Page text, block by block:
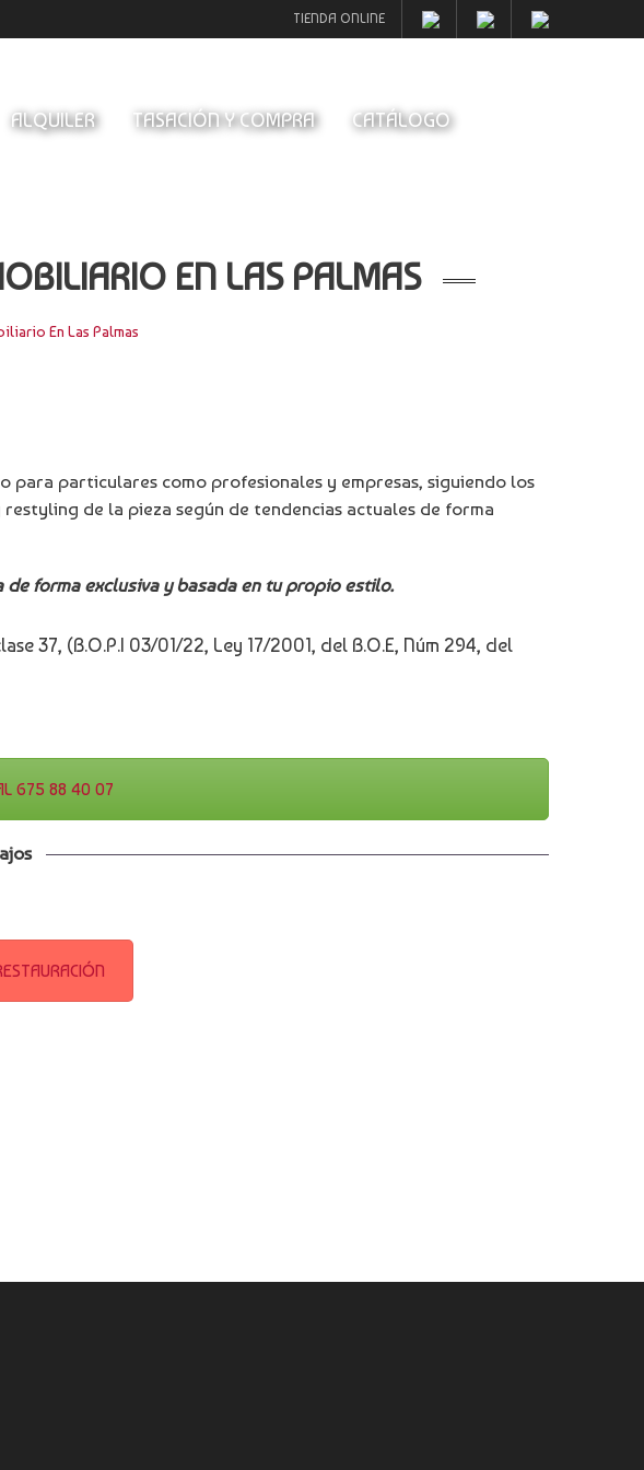
TIENDA ONLINE
ALQUILER TASACIÓN Y COMPRA
CATÁLOGO
EN LAS PALMAS
En Las Palmas
particulares como profesionales y empresas, siguiendo los
de la pieza según de tendencias actuales de forma
forma exclusiva y basada en tu propio estilo.
37, (B.O.P.I 03/01/22, Ley 17/2001, del B.O.E, Núm 294, del
675 88 40 07